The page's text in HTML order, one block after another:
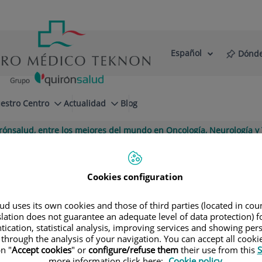
Selector
Idioma
Español
Centro Actualidad Blog
entre los mejores del mundo en Oncología, Neurología
entre los mejores del mundo en
Cookies configuration
uses its own cookies and those of third parties (located in
does not guarantee an adequate level of data protection)
statistical analysis, improving services and showing
the analysis of your navigation. You can accept all
"Accept cookies" or configure/refuse themtheir use from this